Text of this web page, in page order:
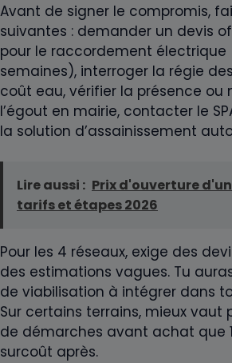
Avant de signer le compromis,
suivantes : demander un devis
pour le raccordement
semaines), interroger la régie
coût eau, vérifier la présence
l’égout en mairie, contacter le
la solution d’assainissement
Lire aussi : Prix d'ouverture
tarifs et étapes 2026
Pour les 4 réseaux, exige des
des estimations vagues. Tu
de viabilisation à intégrer dans
Sur certains terrains, mieux vaut
de démarches avant achat que
surcoût après.